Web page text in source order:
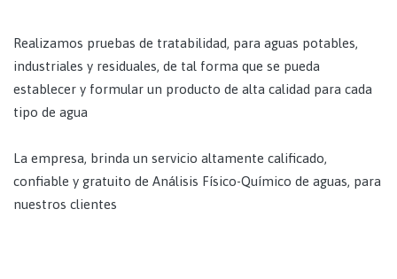
Realizamos pruebas de tratabilidad, para aguas potables,
industriales y residuales, de tal forma que se pueda
establecer y formular un producto de alta calidad para cada
tipo de agua
La empresa, brinda un servicio altamente calificado,
confiable y gratuito de Análisis Físico-Químico de aguas, para
nuestros clientes